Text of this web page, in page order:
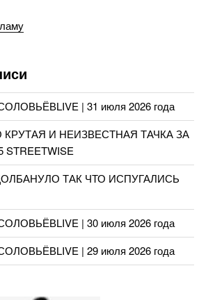
| 31 июля 2026 года
И НЕИЗВЕСТНАЯ ТАЧКА ЗА
STREETWISE
ТАК ЧТО ИСПУГАЛИСЬ
| 30 июля 2026 года
| 29 июля 2026 года